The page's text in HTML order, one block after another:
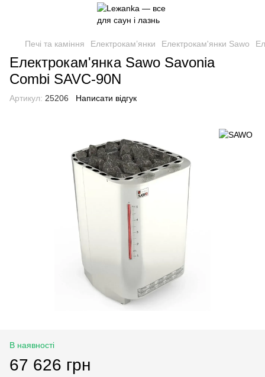
Печі та каміння Електрокам’янки Електрокам'янки Sawo
Електрокам'янка Sawo Savonia
Combi SAVC-90N
Артикул: 25206 Написати відгук
В наявності
67 626 грн